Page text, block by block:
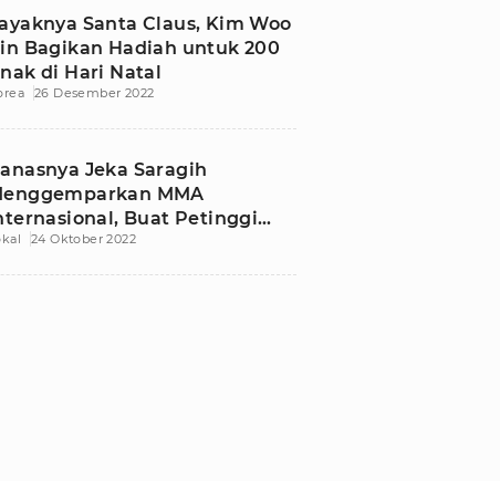
Santa Claus, Kim Woo
Bagikan Hadiah untuk 200
di Hari Natal
26 Desember 2022
Jeka Saragih
MMA
Buat Petinggi
Terpukau
24 Oktober 2022